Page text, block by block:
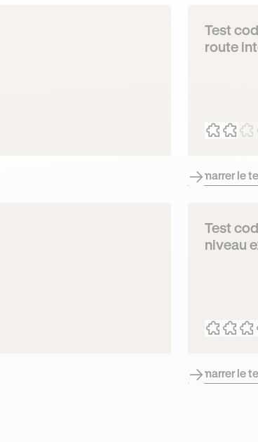
Test
route
Démarrer le
Test
niveau
Démarrer le